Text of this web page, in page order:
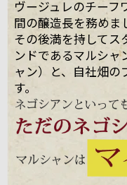
ヴージュレのチーフ
間の醸造長を務めま
その後満を持してス
ンドであるマルシ
ャン）と、自社畑の
す。